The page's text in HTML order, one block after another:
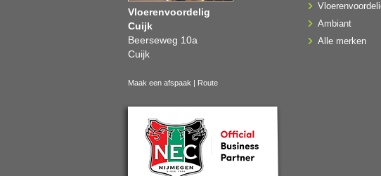
Vloerenvoordelig
Cuijk
Beerseweg 10a
Cuijk
Maak een afspaak Route
Ambiant
Alle merken